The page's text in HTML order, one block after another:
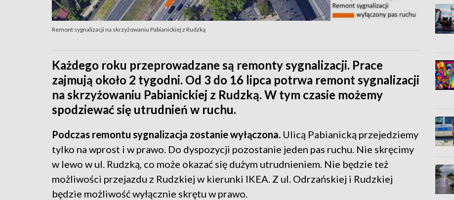
Remont sygnalizacji na skrzyżowaniu Pabianickiej z Rudzką
Każdego roku przeprowadzane są remonty sygnalizacji. Prace
zajmują około 2 tygodni. Od 3 do 16 lipca potrwa remont sygnalizacji
na skrzyżowaniu Pabianickiej z Rudzką. W tym czasie możemy
spodziewać się utrudnień w ruchu.
Podczas remontu sygnalizacja zostanie wyłączona. Ulicą Pabianicką przejedziemy
tylko na wprost i w prawo. Do dyspozycji pozostanie jeden pas ruchu. Nie skręcimy
w lewo w ul. Rudzką, co może okazać się dużym utrudnieniem. Nie będzie też
możliwości przejazdu z Rudzkiej w kierunki IKEA. Z ul. Odrzańskiej i Rudzkiej
będzie możliwość wyłącznie skrętu w prawo.